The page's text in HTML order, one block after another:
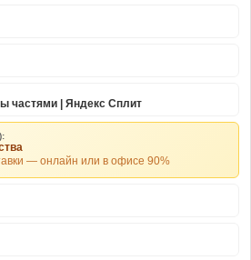
частями | Яндекс Сплит
— онлайн или в офисе 90%